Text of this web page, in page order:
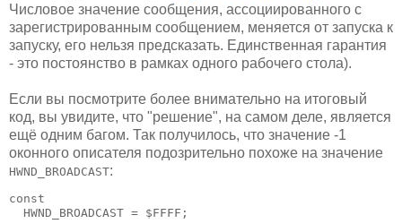
Числовое значение сообщения, ассоциированного с
зарегистрированным сообщением, меняется от запуска к
запуску, его нельзя предсказать. Единственная гарантия
- это постоянство в рамках одного рабочего стола).
Если вы посмотрите более внимательно на итоговый
код, вы увидите, что "решение", на самом деле, является
ещё одним багом. Так получилось, что значение -1
оконного описателя подозрительно похоже на значение
HWND_BROADCAST:
const
  HWND_BROADCAST = $FFFF;